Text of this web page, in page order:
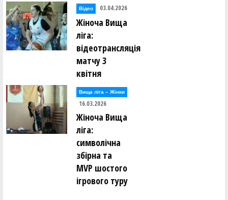
Відео 03.04.2026
Жіноча Вища
ліга:
відеотрансляція
матчу 3
квітня
Вища лiга – Жiнки
16.03.2026
Жіноча Вища
ліга:
символічна
збірна та
MVP шостого
ігрового туру